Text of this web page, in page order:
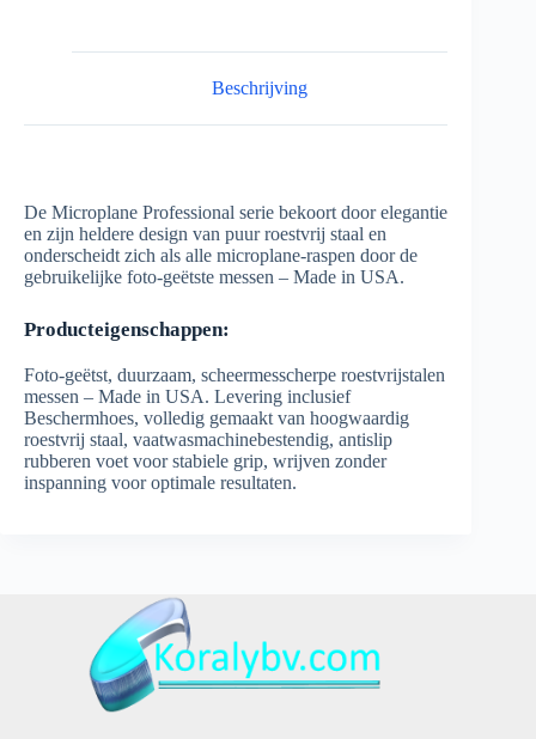
Beschrijving
De Microplane Professional serie bekoort door elegantie
en zijn heldere design van puur roestvrij staal en
onderscheidt zich als alle microplane-raspen door de
gebruikelijke foto-geëtste messen – Made in USA.
Producteigenschappen:
Foto-geëtst, duurzaam, scheermesscherpe roestvrijstalen
messen – Made in USA. Levering inclusief
Beschermhoes, volledig gemaakt van hoogwaardig
roestvrij staal, vaatwasmachinebestendig, antislip
rubberen voet voor stabiele grip, wrijven zonder
inspanning voor optimale resultaten.